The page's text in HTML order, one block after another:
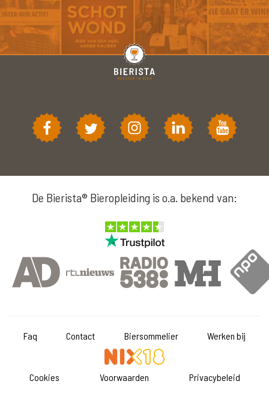
De Bierista® Bieropleiding is o.a. bekend van:
Faq Contact Biersommelier Werken bij
Cookies Voorwaarden Privacybeleid